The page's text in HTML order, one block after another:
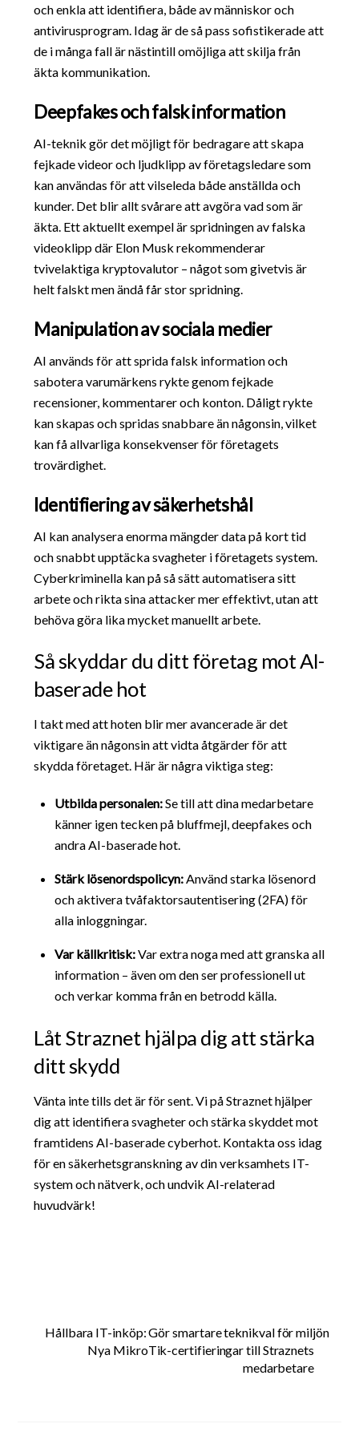
och enkla att identifiera, både av människor och
antivirusprogram. Idag är de så pass sofistikerade att
de i många fall är nästintill omöjliga att skilja från
äkta kommunikation.
Deepfakes och falsk information
AI-teknik gör det möjligt för bedragare att skapa
fejkade videor och ljudklipp av företagsledare som
kan användas för att vilseleda både anställda och
kunder. Det blir allt svårare att avgöra vad som är
äkta. Ett aktuellt exempel är spridningen av falska
videoklipp där Elon Musk rekommenderar
tvivelaktiga kryptovalutor – något som givetvis är
helt falskt men ändå får stor spridning.
Manipulation av sociala medier
AI används för att sprida falsk information och
sabotera varumärkens rykte genom fejkade
recensioner, kommentarer och konton. Dåligt rykte
kan skapas och spridas snabbare än någonsin, vilket
kan få allvarliga konsekvenser för företagets
trovärdighet.
Identifiering av säkerhetshål
AI kan analysera enorma mängder data på kort tid
och snabbt upptäcka svagheter i företagets system.
Cyberkriminella kan på så sätt automatisera sitt
arbete och rikta sina attacker mer effektivt, utan att
behöva göra lika mycket manuellt arbete.
Så skyddar du ditt företag mot AI-
baserade hot
I takt med att hoten blir mer avancerade är det
viktigare än någonsin att vidta åtgärder för att
skydda företaget. Här är några viktiga steg:
Utbilda personalen:Se till att dina medarbetare
känner igen tecken på bluffmejl, deepfakes och
andra AI-baserade hot.
Stärk lösenordspolicyn: Använd starka lösenord
och aktivera tvåfaktorsautentisering (2FA) för
alla inloggningar.
Var källkritisk:Var extra noga med att granska all
information – även om den ser professionell ut
och verkar komma från en betrodd källa.
Låt Straznet hjälpa dig att stärka
ditt skydd
Vänta inte tills det är för sent. Vi på Straznet hjälper
dig att identifiera svagheter och stärka skyddet mot
framtidens AI-baserade cyberhot. Kontakta oss idag
för en säkerhetsgranskning av din verksamhets IT-
system och nätverk, och undvik AI-relaterad
huvudvärk!
Hållbara IT-inköp: Gör smartare teknikval för miljön
Nya MikroTik-certifieringar till Straznets
medarbetare